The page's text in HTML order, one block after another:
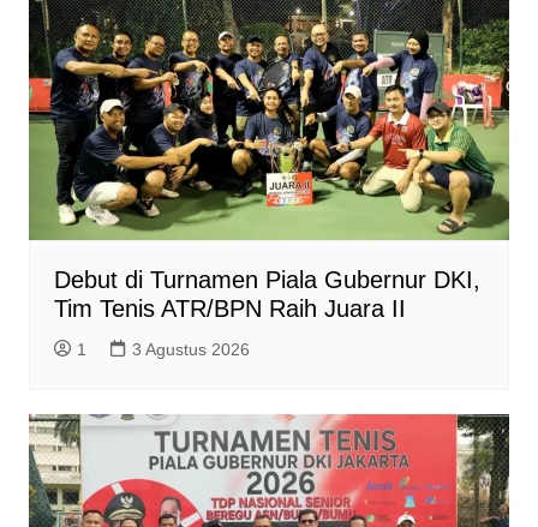
Debut di Turnamen Piala Gubernur DKI,
Tim Tenis ATR/BPN Raih Juara II
1 3 Agustus 2026